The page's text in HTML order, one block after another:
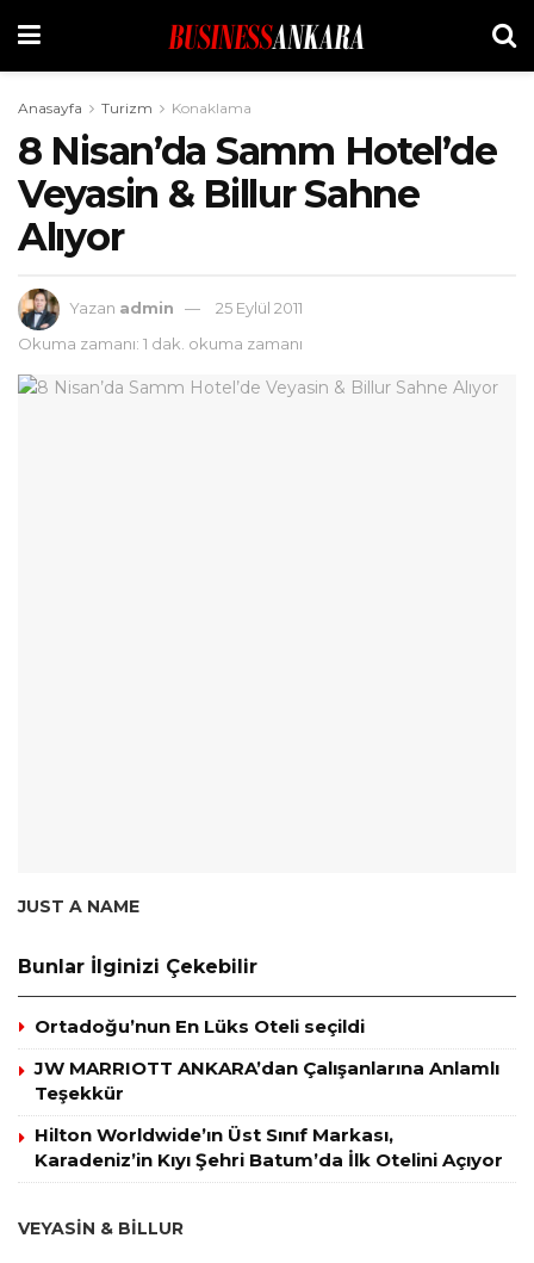
Anasayfa Turizm Konaklama
8 Nisan’da Samm Hotel’de
Veyasin & Billur Sahne
Alıyor
Yazan admin
25 Eylül 2011
Okuma zamanı: 1 dak. okuma zamanı
JUST A NAME
Bunlar İlginizi Çekebilir
Ortadoğu’nun En Lüks Oteli seçildi
JW MARRIOTT ANKARA’dan Çalışanlarına Anlamlı
Teşekkür
Hilton Worldwide’ın Üst Sınıf Markası,
Karadeniz’in Kıyı Şehri Batum’da İlk Otelini Açıyor
VEYASİN & BİLLUR